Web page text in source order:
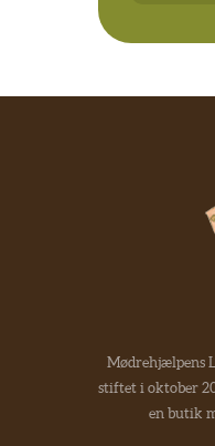
Mødrehjælpens
stiftet i oktober
en butik